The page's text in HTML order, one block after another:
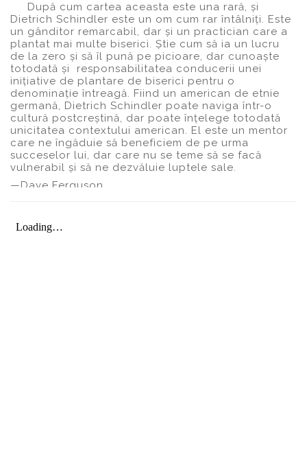
După cum cartea aceasta este una rară, și
Dietrich Schindler este un om cum rar întâlniți. Este
un gânditor remarcabil, dar și un practician care a
plantat mai multe biserici. Știe cum să ia un lucru
de la zero și să îl pună pe picioare, dar cunoaște
totodată și responsabilitatea conducerii unei
inițiative de plantare de biserici pentru o
denominație întreagă. Fiind un american de etnie
germană, Dietrich Schindler poate naviga într-o
cultură postcreștină, dar poate înțelege totodată
unicitatea contextului american. El este un mentor
care ne îngăduie să beneficiem de pe urma
succeselor lui, dar care nu se teme să se facă
vulnerabil și să ne dezvăluie luptele sale.
—Dave Ferguson